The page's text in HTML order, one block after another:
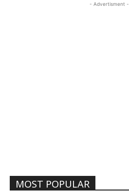
- Advertisment -
MOST POPULAR